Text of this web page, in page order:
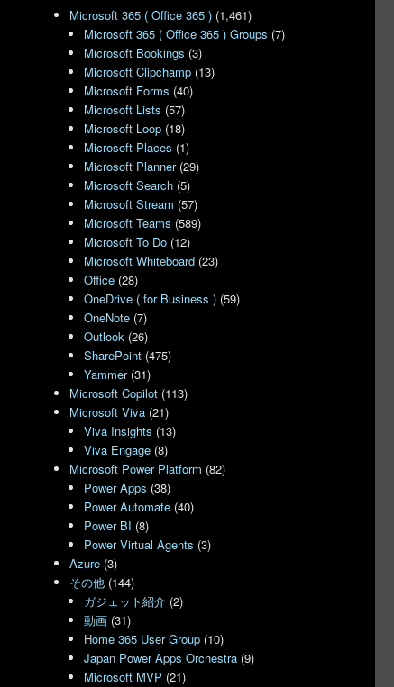
Microsoft 365 ( Office 365 ) (1,461)
Microsoft 365 ( Office 365 ) Groups (7)
Microsoft Bookings (3)
Microsoft Clipchamp (13)
Microsoft Forms (40)
Microsoft Lists (57)
Microsoft Loop (18)
Microsoft Places (1)
Microsoft Planner(29)
Microsoft Search (5)
Microsoft Stream (57)
Microsoft Teams (589)
Microsoft To Do (12)
Microsoft Whiteboard (23)
Office (28)
OneDrive ( for Business ) (59)
OneNote (7)
Outlook (26)
SharePoint (475)
Yammer(31)
Microsoft Copilot (113)
Microsoft Viva (21)
Viva Insights (13)
Viva Engage (8)
Microsoft Power Platform (82)
Power Apps (38)
Power Automate (40)
Power BI (8)
Power Virtual Agents (3)
Azure (3)
その他 (144)
ガジェット紹介 (2)
動画 (31)
Home 365 User Group (10)
Japan Power Apps Orchestra (9)
Microsoft MVP (21)